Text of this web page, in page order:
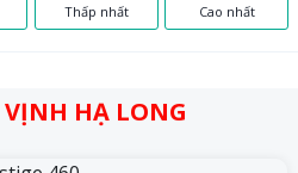
Thấp nhất Cao nhất
HẠ LONG